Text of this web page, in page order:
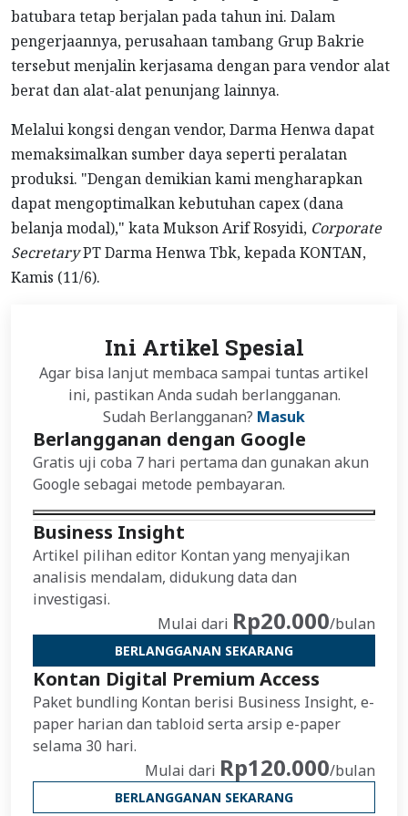
batubara tetap berjalan pada tahun ini. Dalam
pengerjaannya, perusahaan tambang Grup Bakrie
tersebut menjalin kerjasama dengan para vendor alat
berat dan alat-alat penunjang lainnya.
Melalui kongsi dengan vendor, Darma Henwa dapat
memaksimalkan sumber daya seperti peralatan
produksi. "Dengan demikian kami mengharapkan
dapat mengoptimalkan kebutuhan capex (dana
belanja modal)," kata Mukson Arif Rosyidi, Corporate
SecretaryPT Darma Henwa Tbk, kepada KONTAN,
Kamis (11/6).
Ini Artikel Spesial
Agar bisa lanjut membaca sampai tuntas artikel
ini, pastikan Anda sudah berlangganan.
Sudah Berlangganan? Masuk
Berlangganan dengan Google
Gratis uji coba 7 hari pertama dan gunakan akun
Google sebagai metode pembayaran.
Business Insight
Artikel pilihan editor Kontan yang menyajikan
analisis mendalam, didukung data dan
investigasi.
Mulai dari Rp20.000/bulan
BERLANGGANAN SEKARANG
Kontan Digital Premium Access
Paket bundling Kontan berisi Business Insight, e-
paper harian dan tabloid serta arsip e-paper
selama 30 hari.
Mulai dari Rp120.000/bulan
BERLANGGANAN SEKARANG